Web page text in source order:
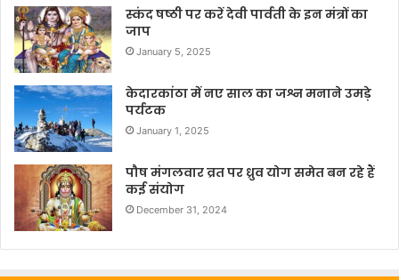
स्कंद षष्ठी पर करें देवी पार्वती के इन मंत्रों का
जाप
January 5, 2025
केदारकांठा में नए साल का जश्न मनाने उमड़े
पर्यटक
January 1, 2025
पौष मंगलवार व्रत पर ध्रुव योग समेत बन रहे हैं
कई संयोग
December 31, 2024